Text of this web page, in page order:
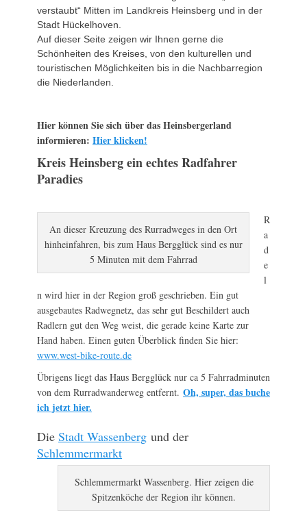
verstaubt“ Mitten im Landkreis Heinsberg und in der
Stadt Hückelhoven.
Auf dieser Seite zeigen wir Ihnen gerne die
Schönheiten des Kreises, von den kulturellen und
touristischen Möglichkeiten bis in die Nachbarregion
die Niederlanden.
Hier können Sie sich über das Heinsbergerland
informieren: Hier klicken!
Kreis Heinsberg ein echtes Radfahrer
Paradies
An dieser Kreuzung des Rurradweges in den Ort
hinheinfahren, bis zum Haus Bergglück sind es nur
5 Minuten mit dem Fahrrad
R
a
d
e
l
n wird hier in der Region groß geschrieben. Ein gut
ausgebautes Radwegnetz, das sehr gut Beschildert auch
Radlern gut den Weg weist, die gerade keine Karte zur
Hand haben. Einen guten Überblick finden Sie hier:
www.west-bike-route.de
Übrigens liegt das Haus Bergglück nur ca 5 Fahrradminuten
von dem Rurradwanderweg entfernt. Oh, super, das buche
ich jetzt hier.
Die Stadt Wassenberg und der
Schlemmermarkt
Schlemmermarkt Wassenberg. Hier zeigen die
Spitzenköche der Region ihr können.